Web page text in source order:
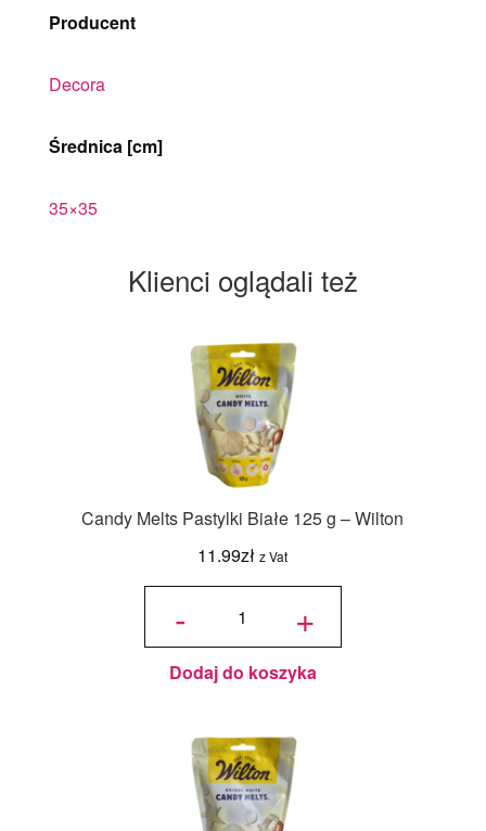
Producent
Decora
Średnica [cm]
35×35
Klienci oglądali też
Candy Melts Pastylki Białe 125 g – Wilton
11.99zł z Vat
-
ilość
Pastylki
Białe
125 g -
Wilton +
Dodaj do koszyka